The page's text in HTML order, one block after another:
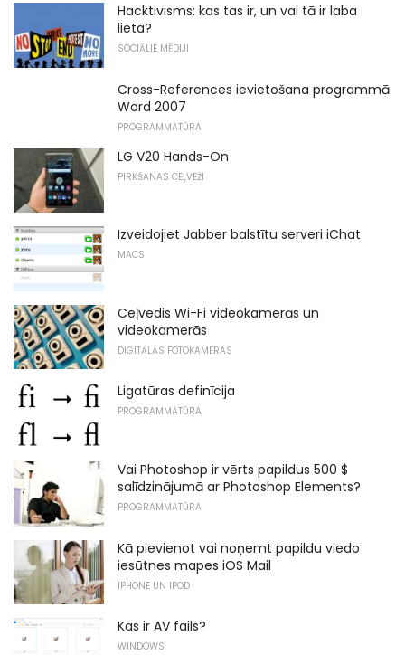
Hacktivisms: kas tas ir, un vai tā ir laba
lieta?
SOCIĀLIE MĒDIJI
Cross-References ievietošana programmā
Word 2007
PROGRAMMATŪRA
LG V20 Hands-On
PIRKŠANAS CEĻVEŽI
Izveidojiet Jabber balstītu serveri iChat
MACS
Ceļvedis Wi-Fi videokamerās un
videokamerās
DIGITĀLĀS FOTOKAMERAS
Ligatūras definīcija
PROGRAMMATŪRA
Vai Photoshop ir vērts papildus 500 $
salīdzinājumā ar Photoshop Elements?
PROGRAMMATŪRA
Kā pievienot vai noņemt papildu viedo
iesūtnes mapes iOS Mail
IPHONE UN IPOD
Kas ir AV fails?
WINDOWS